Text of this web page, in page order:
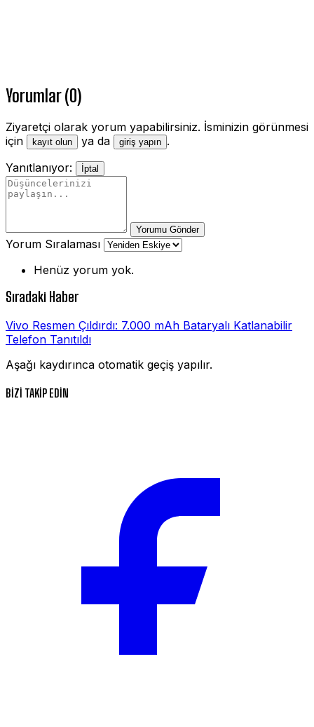
Yorumlar (0)
Ziyaretçi olarak yorum yapabilirsiniz. İsminizin görünmesi
için
kayıt olun ya da giriş yapın .
Yanıtlanıyor:
İptal
Yorumu Gönder
Yorum Sıralaması
Henüz yorum yok.
Sıradaki Haber
Vivo Resmen Çıldırdı: 7.000 mAh Bataryalı Katlanabilir
Telefon Tanıtıldı
Aşağı kaydırınca otomatik geçiş yapılır.
BİZİ TAKİP EDİN